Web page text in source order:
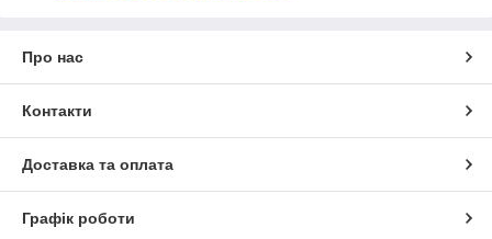
Про нас
Контакти
Доставка та оплата
Графік роботи